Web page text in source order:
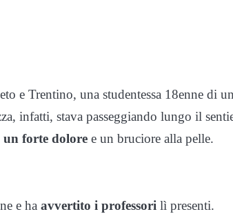
e Trentino, una studentessa 18enne di
infatti, stava passeggiando lungo il
forte dolore e un bruciore alla pelle.
e ha avvertito i professori lì presenti.